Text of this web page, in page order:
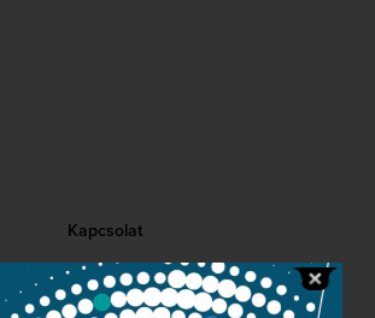
Kapcsolat
Közérdekű adatok
Sajtószoba